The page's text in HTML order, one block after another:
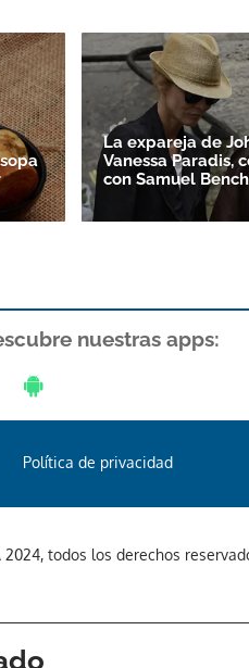
La expareja de
Vanessa Paradis,
con Samuel
nuestras apps:
Política de privacidad
todos los derechos